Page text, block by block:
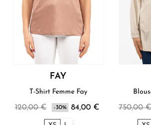
FAY
T-Shirt Femme Fay
120,00 € -30% 84,00 € 750,00 €